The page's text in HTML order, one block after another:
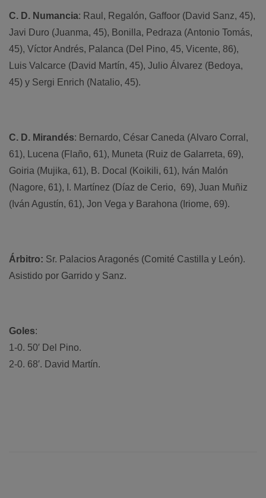
C. D. Numancia: Raul, Regalón, Gaffoor (David Sanz, 45),
Javi Duro (Juanma, 45), Bonilla, Pedraza (Antonio Tomás,
45), Víctor Andrés, Palanca (Del Pino, 45, Vicente, 86),
Luis Valcarce (David Martín, 45), Julio Álvarez (Bedoya,
45) y Sergi Enrich (Natalio, 45).
C. D. Mirandés: Bernardo, César Caneda (Alvaro Corral,
61), Lucena (Flaño, 61), Muneta (Ruiz de Galarreta, 69),
Goiria (Mujika, 61), B. Docal (Koikili, 61), Iván Malón
(Nagore, 61), I. Martínez (Díaz de Cerio, 69), Juan Muñiz
(Iván Agustín, 61), Jon Vega y Barahona (Iriome, 69).
Árbitro: Sr. Palacios Aragonés (Comité Castilla y León).
Asistido por Garrido y Sanz.
Goles:
1-0. 50′ Del Pino.
2-0. 68′. David Martín.